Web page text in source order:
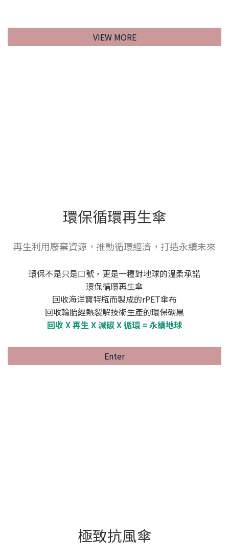
VIEW MORE
環保循環再生傘
再生利用廢棄資源，推動循環經濟，打造永續未來
環保不是只是口號，更是一種對地球的溫柔承諾
環保循環再生傘
回收海洋寶特瓶而製成的rPET傘布
回收輪胎經熱裂解技術生產的環保碳黑
回收 X 再生 X 減碳 X 循環 = 永續地球
Enter
極致抗風傘